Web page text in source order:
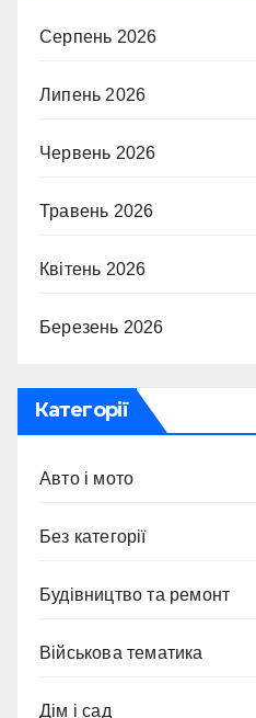
Серпень 2026
Липень 2026
Червень 2026
Травень 2026
Квітень 2026
Березень 2026
Категорії
Авто і мото
Без категорії
Будівництво та ремонт
Військова тематика
Дім і сад